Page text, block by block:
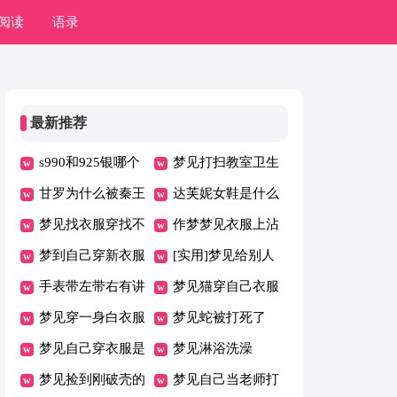
读 语录
最新推荐
s990和925银哪个
好
梦见打扫教室卫生
甘罗为什么被秦王
杀了
达芙妮女鞋是什么
档次
梦见找衣服穿找不
到合适的衣服
作梦梦见衣服上沾
了屎
梦到自己穿新衣服 [实用]梦见给别人
冼衣服
手表带左带右有讲
究吗
梦见猫穿自己衣服
梦见穿一身白衣服
[合集]
梦见蛇被打死了
梦见自己穿衣服是
什么意思
梦见淋浴洗澡
梦见捡到刚破壳的 梦见自己当老师打